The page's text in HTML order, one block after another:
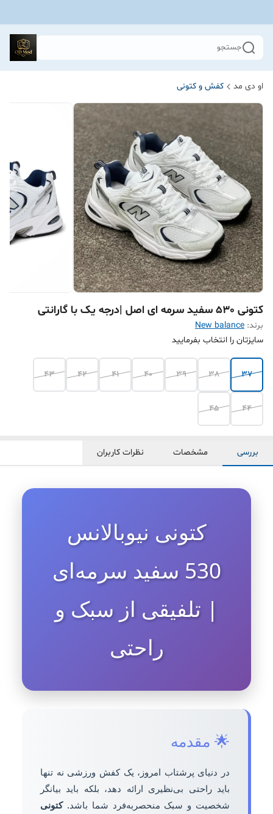
جستجو
او دی مد کفش و کتونی
کتونی 530 سفید سرمه ای اصل |درجه یک با گارانتی
برند: New balance
سایزتان را انتخاب بفرمایید
37
38
39
40
41
42
43
44 ۴۵
بررسی مشخصات نظرات کاربران
کتونی نیوبالانس
530 سفید سرمه‌ای
| تلفیقی از سبک و
راحتی
🌟 مقدمه
در دنیای پرشتاب امروز، یک کفش ورزشی نه تنها
باید راحتی بی‌نظیری ارائه دهد، بلکه باید بیانگر
شخصیت و سبک منحصربه‌فرد شما باشد.کتونی